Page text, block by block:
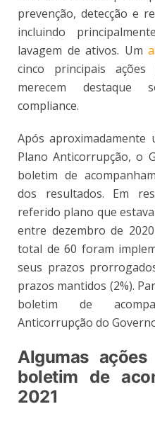
prevenção, detecção e
incluindo
lavagem de ativos. Um
cinco principais
merecem
compliance.
Após
Plano Anticorrupção, o
boletim de
dos resultados. Em
referido plano que
entre dezembro de
total de 60 foram
seus prazos
prazos mantidos (2%).
boletim de
Anticorrupção do
Algumas
boletim de
2021